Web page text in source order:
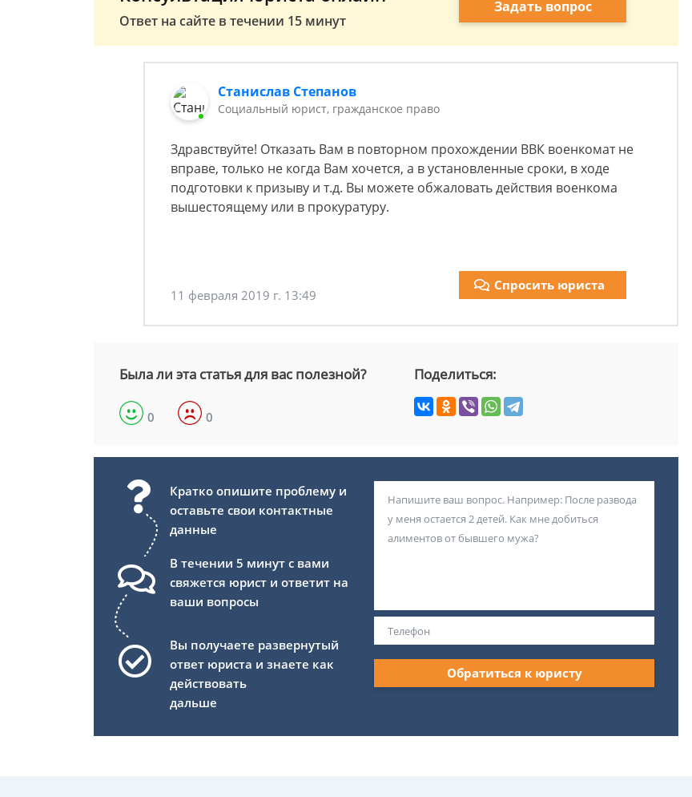
Ответ на сайте в течении 15 минут
Задать вопрос
Станислав Степанов
Социальный юрист, гражданское право
Здравствуйте! Отказать Вам в повторном прохождении ВВК военкомат не
вправе, только не когда Вам хочется, а в установленные сроки, в ходе
подготовки к призыву и т.д. Вы можете обжаловать действия военкома
вышестоящему или в прокуратуру.
11 февраля 2019 г. 13:49
Спросить юриста
Была ли эта статья для вас полезной?
0 0
Поделиться:
Кратко опишите проблему и
оставьте свои контактные
данные
В течении 5 минут с вами
свяжется юрист и ответит на
ваши вопросы
Вы получаете развернутый
ответ юриста и знаете как
действовать
дальше
Обратиться к юристу